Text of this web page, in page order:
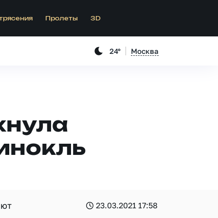
Пролеты 3D
24° Москва
23.03.2021 17:58